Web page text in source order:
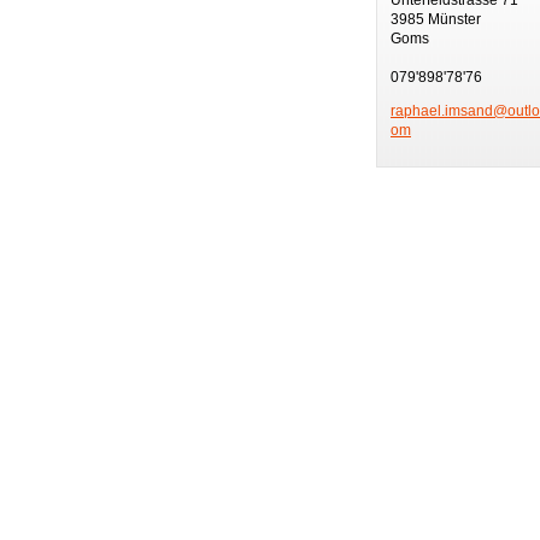
3985 Münster
Goms
079'898'78'76
raphael.imsand@o
om